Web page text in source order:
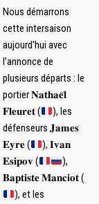
Nous démarrons
cette intersaison
aujourd’hui avec
l’annonce de
plusieurs départs : le
portier 𝐍𝐚𝐭𝐡𝐚𝐞̈𝐥
𝐅𝐥𝐞𝐮𝐫𝐞𝐭 (
), les
défenseurs 𝐉𝐚𝐦𝐞𝐬
𝐄𝐲𝐫𝐞 (
), 𝐈𝐯𝐚𝐧
𝐄𝐬𝐢𝐩𝐨𝐯 (
),
𝐁𝐚𝐩𝐭𝐢𝐬𝐭𝐞 𝐌𝐚𝐧𝐜𝐢𝐨𝐭 (
), et les